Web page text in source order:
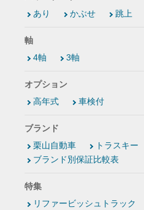
あり
かぶせ 跳上
軸
4軸
3軸
オプション
高年式
車検付
ブランド
栗山自動車
トラスキー
ブランド別保証比較表
特集
リファービッシュトラック